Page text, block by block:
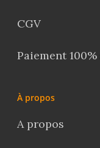
CGV
Paiement
À propos
A propos